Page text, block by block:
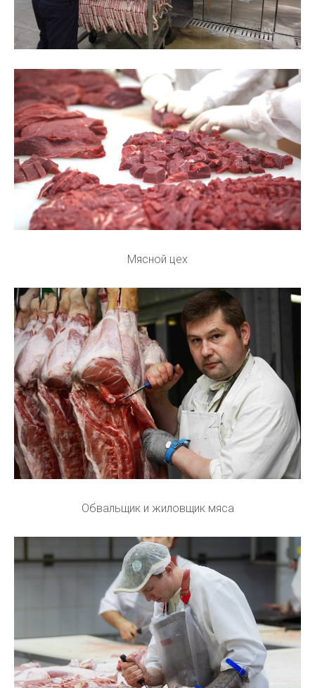
Мясной цех
Обвальщик и жиловщик мяса